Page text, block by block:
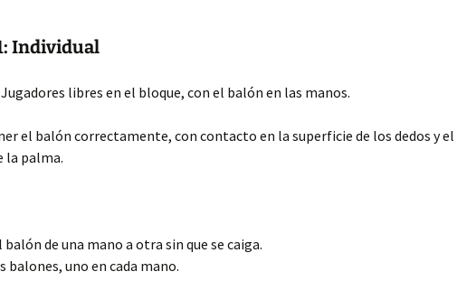
Individual
Jugadores libres en el bloque, con el balón en las manos.
el balón correctamente, con contacto en la superficie de los dedos y el
la palma.
balón de una mano a otra sin que se caiga.
balones, uno en cada mano.